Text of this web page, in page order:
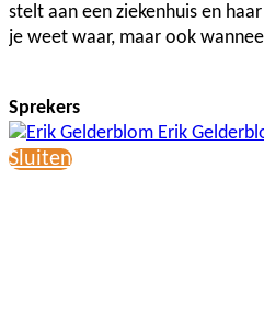
stelt aan een ziekenhuis en
je weet waar, maar ook
Sprekers
Erik
Sluiten